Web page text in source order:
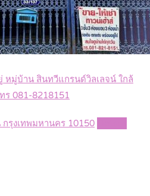
หมู่บ้าน สินทวีแกรนด์วิลเลจน์ ใกล้
ร 081-8218151
รุงเทพมหานคร 10150